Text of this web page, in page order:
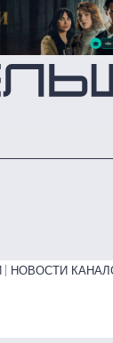
НОВОСТИ